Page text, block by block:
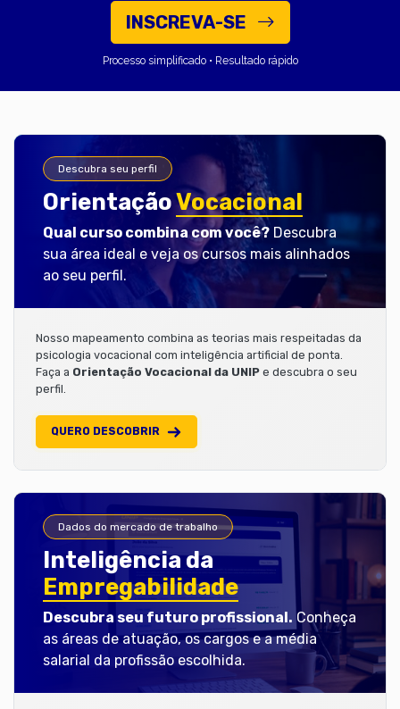
INSCREVA-SE
Processo simplificado • Resultado rápido
Descubra seu perfil
OrientaçãoVocacional
Qual curso combina com você? Descubra
sua área ideal e veja os cursos mais alinhados
ao seu perfil.
Nosso mapeamento combina as teorias mais respeitadas da
psicologia vocacional com inteligência artificial de ponta.
Faça a Orientação Vocacional da UNIP e descubra o seu
perfil.
QUERO DESCOBRIR
Dados do mercado de trabalho
Inteligência da
Empregabilidade
Descubra seu futuro profissional. Conheça
as áreas de atuação, os cargos e a média
salarial da profissão escolhida.